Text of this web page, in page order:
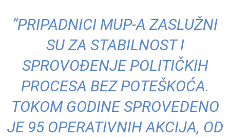
“PRIPADNICI MUP-A ZASLUŽNI
SU ZA STABILNOST I
SPROVOĐENJE POLITIČKIH
PROCESA BEZ POTEŠKOĆA.
TOKOM GODINE SPROVEDENO
JE 95 OPERATIVNIH AKCIJA, OD